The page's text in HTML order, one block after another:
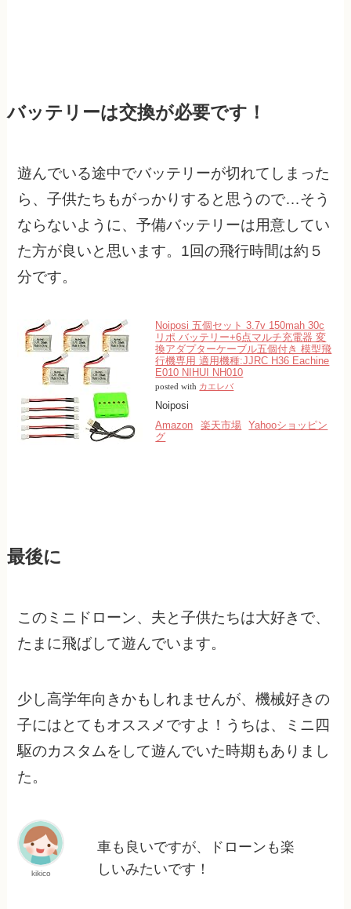
バッテリーは交換が必要です！
遊んでいる途中でバッテリーが切れてしまった
ら、子供たちもがっかりすると思うので…そう
ならないように、予備バッテリーは用意してい
た方が良いと思います。1回の飛行時間は約５
分です。
Noiposi 五個セット 3.7v 150mah 30c
リポ バッテリー+6点マルチ充電器 変
換アダプターケーブル五個付き 模型飛
行機専用 適用機種:JJRC H36 Eachine
E010 NIHUI NH010
posted with カエレバ
Noiposi
Amazon
楽天市場
Yahooショッピン
グ
最後に
このミニドローン、夫と子供たちは大好きで、
たまに飛ばして遊んでいます。
少し高学年向きかもしれませんが、機械好きの
子にはとてもオススメですよ！うちは、ミニ四
駆のカスタムをして遊んでいた時期もありまし
た。
kikico
車も良いですが、ドローンも楽
しいみたいです！